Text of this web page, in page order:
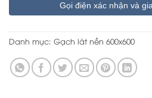
Gọi điện xác nhận và
Danh mục: Gạch lát nền 600x600